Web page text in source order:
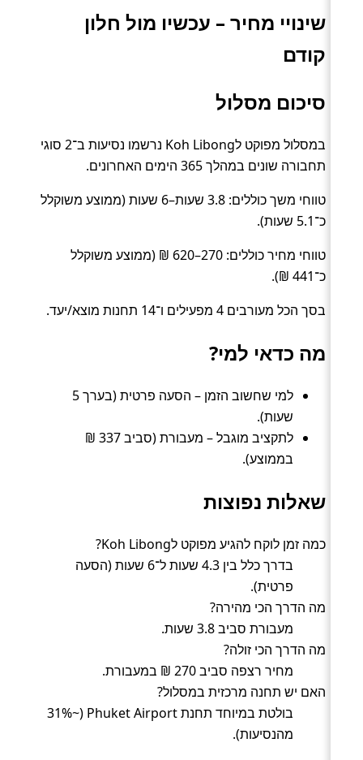
שינויי מחיר – עכשיו מול חלון
קודם
סיכום מסלול
במסלול מפוקט לKoh Libong נרשמו נסיעות ב־2 סוגי
תחבורה שונים במהלך 365 הימים האחרונים.
טווחי משך כוללים: 3.8 שעות–6 שעות (ממוצע משוקלל
כ־5.1 שעות).
טווחי מחיר כוללים: 270–620 ₪ (ממוצע משוקלל
כ־441 ₪).
בסך הכל מעורבים 4 מפעילים ו־14 תחנות מוצא/יעד.
מה כדאי למי?
למי שחשוב הזמן – הסעה פרטית (בערך 5
שעות).
לתקציב מוגבל – מעבורת (סביב 337 ₪
בממוצע).
שאלות נפוצות
כמה זמן לוקח להגיע מפוקט לKoh Libong?
בדרך כלל בין 4.3 שעות ל־6 שעות (הסעה
פרטית).
מה הדרך הכי מהירה?
מעבורת סביב 3.8 שעות.
מה הדרך הכי זולה?
מחיר רצפה סביב 270 ₪ במעבורת.
האם יש תחנה מרכזית במסלול?
בולטת במיוחד תחנת Phuket Airport (~31%
מהנסיעות).